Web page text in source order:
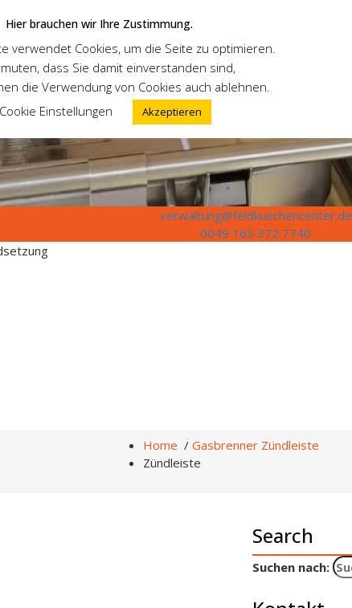
verwaltung@feldkuechencenter.de
0049 163 372 7740
Home / Gasbrenner Zündleiste
Zündleiste
Search
Suchen nach:
Hier brauchen wir Ihre Zustimmung.
verwendet Cookies, um die Seite zu optimieren.
dass Sie damit einverstanden sind,
die Verwendung von Cookies auch ablehnen.
Cookie Einstellungen
Akzeptieren